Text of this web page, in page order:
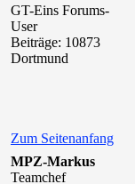
GT-Eins Forums-
User
Beiträge: 10873
Dortmund
Zum Seitenanfang
MPZ-Markus
Teamchef